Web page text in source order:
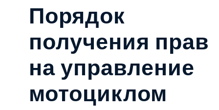
Порядок
получения прав
на управление
мотоциклом